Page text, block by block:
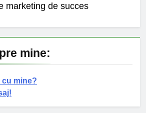
marketing de succes
mine:
cu mine?